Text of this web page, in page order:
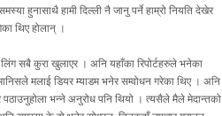
हुनासाथै हामी दिल्ली नै जानु पर्ने हाम्रो नियति देखेर
थिए होलान् ।
सबै कुरा खुलाएर । अनि यहाँका रिपोर्टहरुले भनेका
मलाई डियर म्याडम भनेर सम्वोधन गरेका थिए । अनि
भन्ने अनुरोध पनि थियो । त्यसैले मैले मेदान्तको